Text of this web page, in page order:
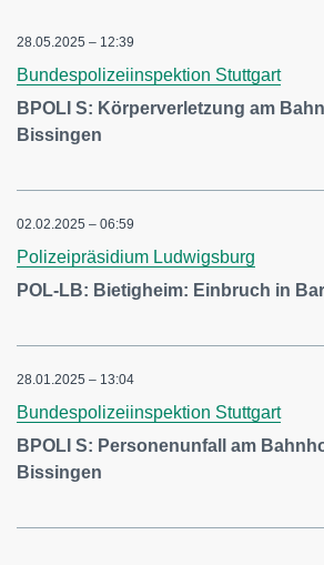
28.05.2025 – 12:39
Bundespolizeiinspektion Stuttgart
BPOLI S: Körperverletzung am
Bissingen
02.02.2025 – 06:59
Polizeipräsidium Ludwigsburg
POL-LB: Bietigheim: Einbruch in
28.01.2025 – 13:04
Bundespolizeiinspektion Stuttgart
BPOLI S: Personenunfall am
Bissingen